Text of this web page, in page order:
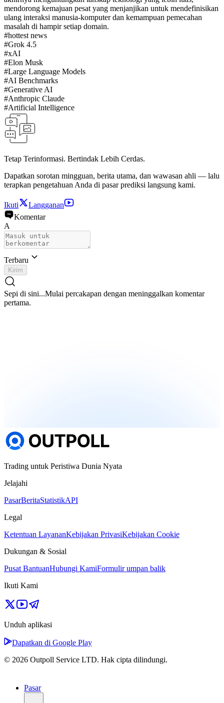
mendorong kemajuan pesat yang menjanjikan untuk mendefinisikan
ulang interaksi manusia-komputer dan kemampuan pemecahan
masalah di hampir setiap domain.
#hottest news
#Grok 4.5
#xAI
#Elon Musk
#Large Language Models
#AI Benchmarks
#Generative AI
#Anthropic Claude
#Artificial Intelligence
Tetap Terinformasi. Bertindak Lebih Cerdas.
Dapatkan sorotan mingguan, berita utama, dan wawasan ahli — lalu
terapkan pengetahuan Anda di pasar prediksi langsung kami.
Ikuti
Langganan
Komentar
A
Terbaru
Kirim
Sepi di sini...Mulai percakapan dengan meninggalkan komentar
pertama.
Trading untuk Peristiwa Dunia Nyata
Jelajahi
PasarBeritaStatistikAPI
Legal
Ketentuan LayananKebijakan PrivasiKebijakan Cookie
Dukungan & Sosial
Pusat BantuanHubungi KamiFormulir umpan balik
Ikuti Kami
Unduh aplikasi
Dapatkan di Google Play
© 2026 Outpoll Service LTD. Hak cipta dilindungi.
Pasar